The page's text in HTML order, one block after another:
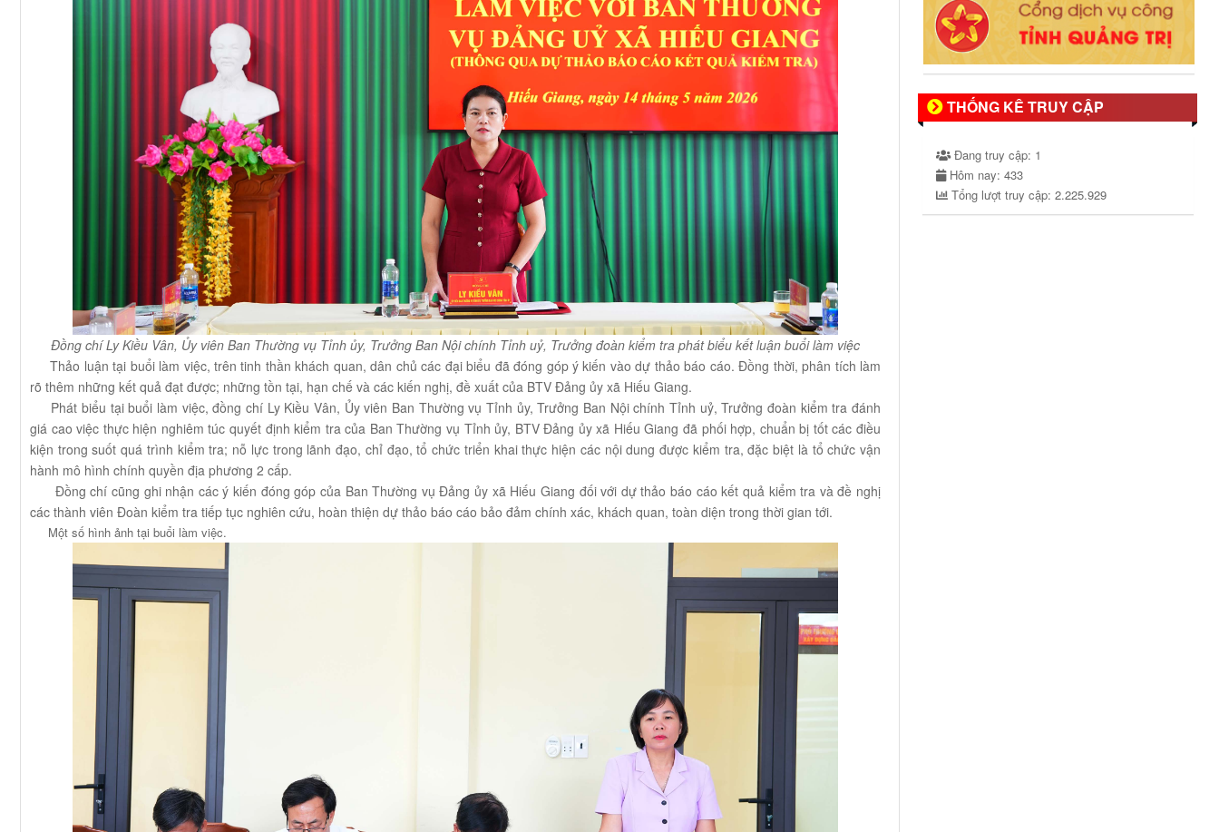
Đồng chí Ly Kiều Vân, Ủy viên Ban Thường vụ Tỉnh ủy, Trưởng Ban Nội chính Tỉnh uỷ, Trưởng đoàn kiểm tra phát biểu kết luận buổi làm việc
Thảo luận tại buổi làm việc, trên tinh thần khách quan, dân chủ các đại biểu đã đóng góp ý kiến vào dự thảo báo cáo. Đồng thời, phân tích làm
rõ thêm những kết quả đạt được; những tồn tại, hạn chế và các kiến nghị, đề xuất của BTV Đảng ủy xã Hiếu Giang.
Phát biểu tại buổi làm việc, đồng chí Ly Kiều Vân, Ủy viên Ban Thường vụ Tỉnh ủy, Trưởng Ban Nội chính Tỉnh uỷ, Trưởng đoàn kiểm tra đánh
giá cao việc thực hiện nghiêm túc quyết định kiểm tra của Ban Thường vụ Tỉnh ủy, BTV Đảng ủy xã Hiếu Giang đã phối hợp, chuẩn bị tốt các điều
kiện trong suốt quá trình kiểm tra; nỗ lực trong lãnh đạo, chỉ đạo, tổ chức triển khai thực hiện các nội dung được kiểm tra, đặc biệt là tổ chức vận
hành mô hình chính quyền địa phương 2 cấp.
Đồng chí cũng ghi nhận các ý kiến đóng góp của Ban Thường vụ Đảng ủy xã Hiếu Giang đối với dự thảo báo cáo kết quả kiểm tra và đề nghị
các thành viên Đoàn kiểm tra tiếp tục nghiên cứu, hoàn thiện dự thảo báo cáo bảo đảm chính xác, khách quan, toàn diện trong thời gian tới.
Một số hình ảnh tại buổi làm việc.
THỐNG KÊ TRUY CẬP
Đang truy cập: 1
Hôm nay: 433
Tổng lượt truy cập: 2.225.929